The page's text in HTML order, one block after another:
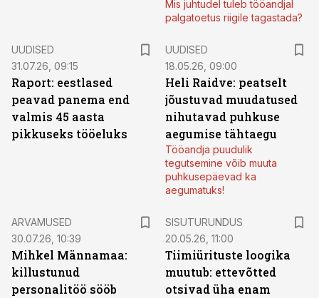
Mis juhtudel tuleb tööandjal
palgatoetus riigile tagastada?
UUDISED
31.07.26, 09:15
Raport: eestlased
peavad panema end
valmis 45 aasta
pikkuseks tööeluks
UUDISED
18.05.26, 09:00
Heli Raidve: peatselt
jõustuvad muudatused
nihutavad puhkuse
aegumise tähtaegu
Tööandja puudulik
tegutsemine võib muuta
puhkusepäevad ka
aegumatuks!
ARVAMUSED
30.07.26, 10:39
Mihkel Männamaa:
killustunud
personalitöö sööb
SISUTURUNDUS
20.05.26, 11:00
Tiimiürituste loogika
muutub: ettevõtted
otsivad üha enam